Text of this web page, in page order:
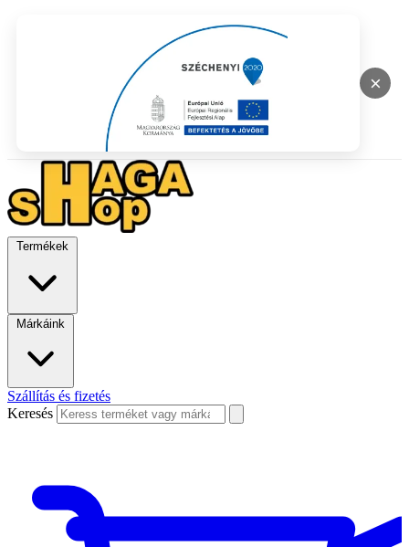
×
Termékek
Márkáink
Szállítás és fizetés
Keresés